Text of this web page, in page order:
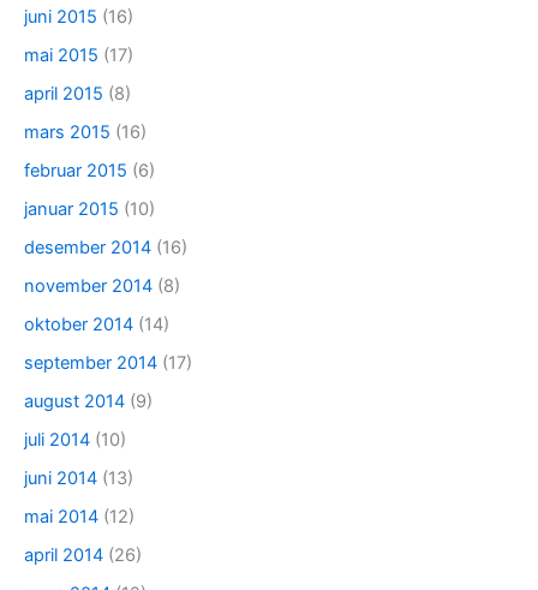
juni 2015 (16)
mai 2015 (17)
april 2015 (8)
mars 2015 (16)
februar 2015 (6)
januar 2015 (10)
desember 2014 (16)
november 2014 (8)
oktober 2014 (14)
september 2014 (17)
august 2014 (9)
juli 2014 (10)
juni 2014 (13)
mai 2014 (12)
april 2014 (26)